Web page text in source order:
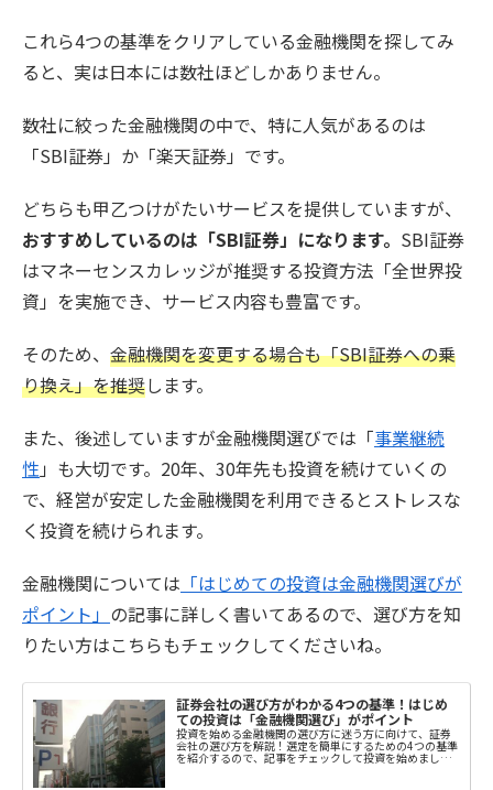
これら4つの基準をクリアしている金融機関を探してみ
ると、実は日本には数社ほどしかありません。
数社に絞った金融機関の中で、特に人気があるのは
「SBI証券」か「楽天証券」です。
どちらも甲乙つけがたいサービスを提供していますが、
おすすめしているのは「SBI証券」になります。 SBI証券
はマネーセンスカレッジが推奨する投資方法「全世界投
資」を実施でき、サービス内容も豊富です。
そのため、 金融機関を変更する場合も「SBI証券への乗
り換え」を推奨します。
また、後述していますが金融機関選びでは「事業継続
性」も大切です。20年、30年先も投資を続けていくの
で、経営が安定した金融機関を利用できるとストレスな
く投資を続けられます。
金融機関については 「はじめての投資は金融機関選びが
ポイント」 の記事に詳しく書いてあるので、選び方を知
りたい方はこちらもチェックしてくださいね。
証券会社の選び方がわかる4つの基準！はじめ
ての投資は「金融機関選び」がポイント
投資を始める金融機関の選び方に迷う方に向けて、証券
会社の選び方を解説！選定を簡単にするための4つの基準
を紹介するので、記事をチェックして投資を始めましょ